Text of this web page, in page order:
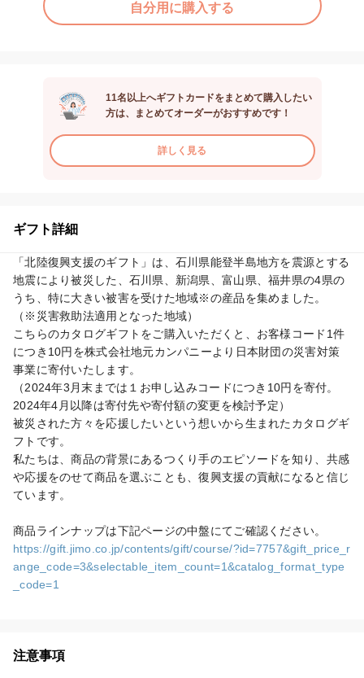
自分用に購入する
11名以上へギフトカードをまとめて購入したい
方は、まとめてオーダーがおすすめです！
詳しく見る
ギフト詳細
「北陸復興支援のギフト」は、石川県能登半島地方を震源とする
地震により被災した、石川県、新潟県、富山県、福井県の4県の
うち、特に大きい被害を受けた地域※の産品を集めました。
（※災害救助法適用となった地域）
こちらのカタログギフトをご購入いただくと、お客様コード1件
につき10円を株式会社地元カンパニーより日本財団の災害対策
事業に寄付いたします。
（2024年3月末までは１お申し込みコードにつき10円を寄付。
2024年4月以降は寄付先や寄付額の変更を検討予定）
被災された方々を応援したいという想いから生まれたカタログギ
フトです。
私たちは、商品の背景にあるつくり手のエピソードを知り、共感
や応援をのせて商品を選ぶことも、復興支援の貢献になると信じ
ています。
https://gift.jimo.co.jp/contents/gift/course/?id=7757&gift_price_r
ange_code=3&selectable_item_count=1&catalog_format_type
_code=1
注意事項